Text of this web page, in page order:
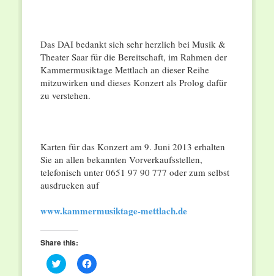
Das DAI bedankt sich sehr herzlich bei Musik &
Theater Saar für die Bereitschaft, im Rahmen der
Kammermusiktage Mettlach an dieser Reihe
mitzuwirken und dieses Konzert als Prolog dafür
zu verstehen.
Karten für das Konzert am 9. Juni 2013 erhalten
Sie an allen bekannten Vorverkaufsstellen,
telefonisch unter 0651 97 90 777 oder zum selbst
ausdrucken auf
www.kammermusiktage-mettlach.de
Share this:
Click
to
Click
to